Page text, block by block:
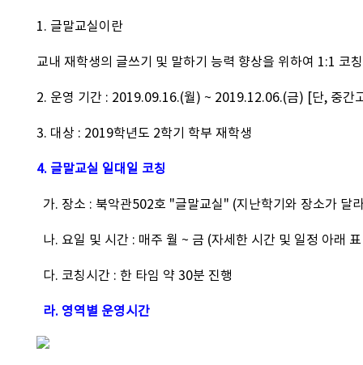
1. 글말교실이란
교내 재학생의 글쓰기 및 말하기 능력 향상을 위하여 1:1 코
2. 운영 기간 : 2019.09.16.(월) ~ 2019.12.06.(금) [단, 중간
3. 대상 : 2019학년도 2학기 학부 재학생
4. 글말교실 일대일 코칭
가. 장소 : 북악관502호 "글말교실" (지난학기와 장소가 달
나. 요일 및 시간 : 매주 월 ~ 금 (자세한 시간 및 일정 아래
다. 코칭시간 : 한 타임 약 30분 진행
라. 영역별 운영시간